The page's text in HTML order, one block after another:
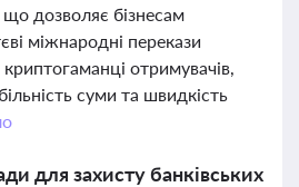
дозволяє бізнесам
міжнародні перекази
отримувачів,
суми та швидкість
для захисту банківських